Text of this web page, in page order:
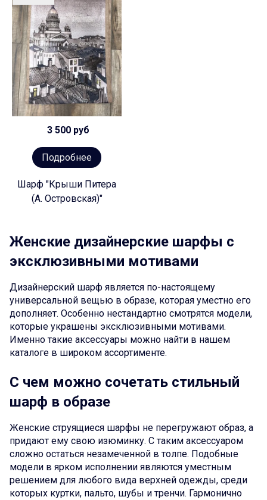
3 500 руб
Подробнее
Шарф "Крыши Питера
(А. Островская)"
Женские дизайнерские шарфы с
эксклюзивными мотивами
Дизайнерский шарф является по-настоящему
универсальной вещью в образе, которая уместно его
дополняет. Особенно нестандартно смотрятся модели,
которые украшены эксклюзивными мотивами.
Именно такие аксессуары можно найти в нашем
каталоге в широком ассортименте.
С чем можно сочетать стильный
шарф в образе
Женские струящиеся шарфы не перегружают образ, а
придают ему свою изюминку. С таким аксессуаром
сложно остаться незамеченной в толпе. Подобные
модели в ярком исполнении являются уместным
решением для любого вида верхней одежды, среди
которых куртки, пальто, шубы и тренчи. Гармонично